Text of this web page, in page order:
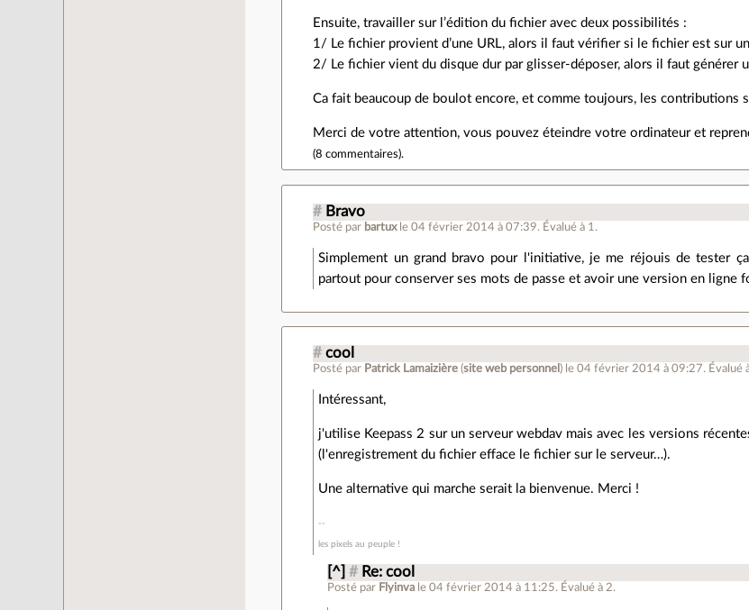
Ensuite, travailler sur l’édition du fichier avec deux possibilités :
1/ Le fichier provient d’une URL, alors il faut vérifier si le fichier est sur
2/ Le fichier vient du disque dur par glisser-déposer, alors il faut générer
Ca fait beaucoup de boulot encore, et comme toujours, les contributions
Merci de votre attention, vous pouvez éteindre votre ordinateur et
(8 commentaires).
# Bravo
Posté par bartux le 04 février 2014 à 07:39. Évalué à 1.
Simplement un grand bravo pour l'initiative, je me réjouis de tester
partout pour conserver ses mots de passe et avoir une version en ligne
# cool
Posté par Patrick Lamaizière (site web personnel ) le 04 février 2014 à 09:27. Évalué
Intéressant,
j'utilise Keepass 2 sur un serveur webdav mais avec les versions
(l'enregistrement du fichier efface le fichier sur le serveur…).
Une alternative qui marche serait la bienvenue. Merci !
les pixels au peuple !
[^] # Re: cool
Posté par Flyinva le 04 février 2014 à 11:25. Évalué à 2.